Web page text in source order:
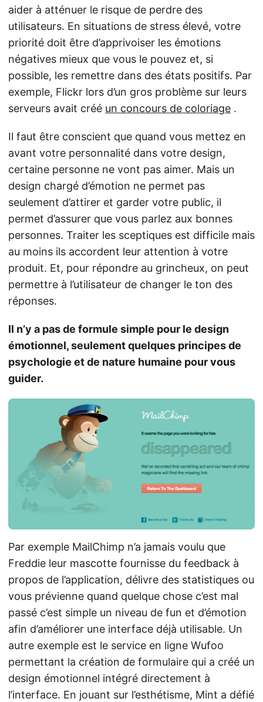
aider à atténuer le risque de perdre des
utilisateurs. En situations de stress élevé, votre
priorité doit être d’apprivoiser les émotions
négatives mieux que vous le pouvez et, si
possible, les remettre dans des états positifs. Par
exemple, Flickr lors d’un gros problème sur leurs
serveurs avait créé un concours de coloriage .
Il faut être conscient que quand vous mettez en
avant votre personnalité dans votre design,
certaine personne ne vont pas aimer. Mais un
design chargé d’émotion ne permet pas
seulement d’attirer et garder votre public, il
permet d’assurer que vous parlez aux bonnes
personnes. Traiter les sceptiques est difficile mais
au moins ils accordent leur attention à votre
produit. Et, pour répondre au grincheux, on peut
permettre à l’utilisateur de changer le ton des
réponses.
Il n’y a pas de formule simple pour le design
émotionnel, seulement quelques principes de
psychologie et de nature humaine pour vous
guider.
Par exemple MailChimp n’a jamais voulu que
Freddie leur mascotte fournisse du feedback à
propos de l’application, délivre des statistiques ou
vous prévienne quand quelque chose c’est mal
passé c’est simple un niveau de fun et d’émotion
afin d’améliorer une interface déjà utilisable. Un
autre exemple est le service en ligne Wufoo
permettant la création de formulaire qui a créé un
design émotionnel intégré directement à
l’interface. En jouant sur l’esthétisme, Mint a défié